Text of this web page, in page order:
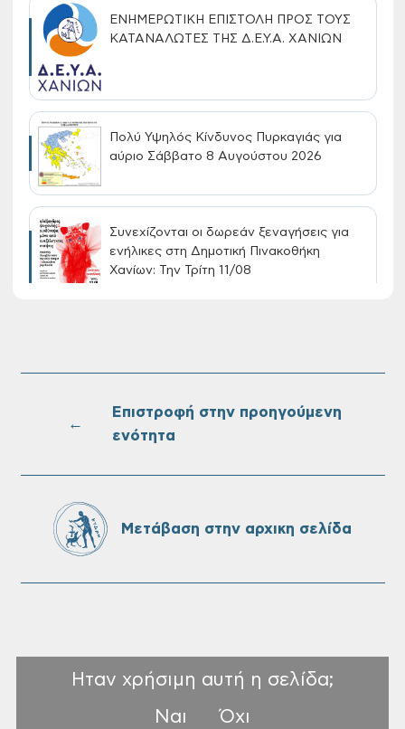
ΕΝΗΜΕΡΩΤΙΚΗ ΕΠΙΣΤΟΛΗ ΠΡΟΣ ΤΟΥΣ
ΚΑΤΑΝΑΛΩΤΕΣ ΤΗΣ Δ.Ε.Υ.Α. ΧΑΝΙΩΝ
Πολύ Υψηλός Κίνδυνος Πυρκαγιάς για
αύριο Σάββατο 8 Αυγούστου 2026
Συνεχίζονται οι δωρεάν ξεναγήσεις για
ενήλικες στη Δημοτική Πινακοθήκη
Χανίων: Την Τρίτη 11/08
Τακτική συνεδρίαση Δημοτικής Επιτροπής
←
Επιστροφή στην προηγούμενη
ενότητα
Μετάβαση στην αρχικη σελίδα
Ηταν χρήσιμη αυτή η σελίδα;
Ναι
Όχι